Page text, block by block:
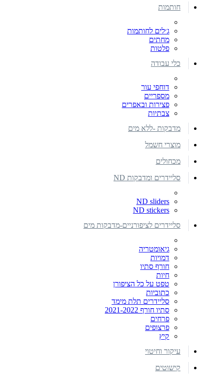
חותמות
ג׳לים לחותמות
מחתים
פלטות
כלי עבודה
דוחפי עור
מספריים
פצירות ובאפרים
צבתיות
מדבקות -ללא מים
מוצרי חשמל
מכחולים
סליידרים ומדבקות ND
ND sliders
ND stickers
סליידרים לציפורניים-מדבקות מים
גיאומטריה
דמויות
חורף סתיו
חיות
טפט על כל הציפורן
כתוביות
סליידרים תלת מימד
סתיו חורף 2021-2022
פרחים
פרצופים
קיץ
עיקור וחיטוי
קישוטים